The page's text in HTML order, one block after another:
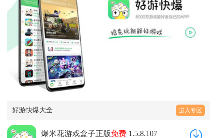
好游快爆大全 进入专区
爆米花游戏盒子正版免费 1.5.8.107